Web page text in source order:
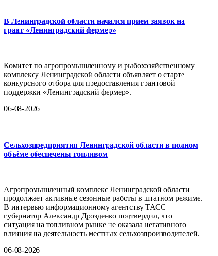
В Ленинградской области начался прием заявок на
грант «Ленинградский фермер»
Комитет по агропромышленному и рыбохозяйственному
комплексу Ленинградской области объявляет о старте
конкурсного отбора для предоставления грантовой
поддержки «Ленинградский фермер».
06-08-2026
Сельхозпредприятия Ленинградской области в полном
объёме обеспечены топливом
Агропромышленный комплекс Ленинградской области
продолжает активные сезонные работы в штатном режиме.
В интервью информационному агентству ТАСС
губернатор Александр Дрозденко подтвердил, что
ситуация на топливном рынке не оказала негативного
влияния на деятельность местных сельхозпроизводителей.
06-08-2026